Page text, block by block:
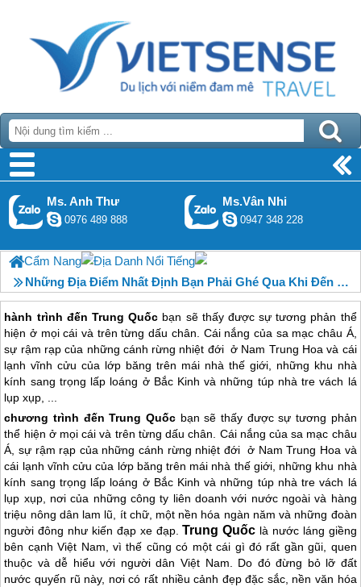
Ms. Anh Thư
0976 489 888
Ms.Vân Nhi
0947 348 228
Cẩm Nang
Địa Danh Nổi Tiếng
Những Địa Điểm Nhất Định Bạn Phải Ghé Qua Khi Đến Trung Quốc
hành trình đến Trung Quốc bạn sẽ thấy được sự tương phản thể
hiện ở mọi cái và trên từng dấu chân. Cái nắng của sa mạc châu Á,
sự rậm rạp của những cánh rừng nhiệt đới ở Nam Trung Hoa và cái
lạnh vĩnh cửu của lớp băng trên mái nhà thế giới, những khu nhà
kính sang trọng lấp loáng ở Bắc Kinh và những túp nhà tre vách lá
lụp xụp, ...
chương trình đếnTrung Quốc bạn sẽ thấy được sự tương phản
thể hiện ở mọi cái và trên từng dấu chân. Cái nắng của sa mạc châu
Á, sự rậm rạp của những cánh rừng nhiệt đới ở Nam Trung Hoa và
cái lạnh vĩnh cửu của lớp băng trên mái nhà thế giới, những khu nhà
kính sang trọng lấp loáng ở Bắc Kinh và những túp nhà tre vách lá
lụp xụp, nơi của những công ty liên doanh với nước ngoài và hàng
triệu nông dân lam lũ, ít chữ, một nền hóa ngàn năm và những đoàn
người đông như kiến đạp xe đạp.Trung Quốc là nước láng giềng
bên cạnh Việt Nam, vì thế cũng có một cái gì đó rất gần gũi, quen
thuộc và dễ hiểu với người dân Việt Nam. Do đó đừng bỏ lỡ đất
nước quyến rũ này, nơi có rất nhiều cảnh đẹp đặc sắc, nền văn hóa